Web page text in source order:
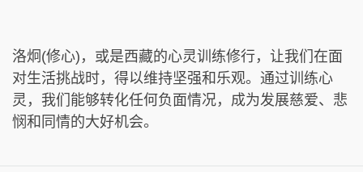
洛炯(修心)，或是西藏的心灵训练修行，让我们在面
对生活挑战时，得以维持坚强和乐观。通过训练心
灵，我们能够转化任何负面情况，成为发展慈爱、悲
悯和同情的大好机会。